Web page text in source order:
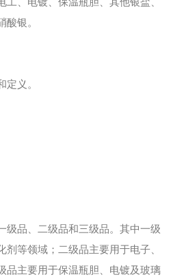
酸银。
定义。
级品、二级品和三级品。其中一级
等领域；二级品主要用于电子、
品主要用于保温瓶胆、电镀及玻璃